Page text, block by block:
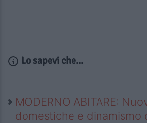
Lo sapevi che...
MODERNO ABITARE:
domestiche e dinamismo